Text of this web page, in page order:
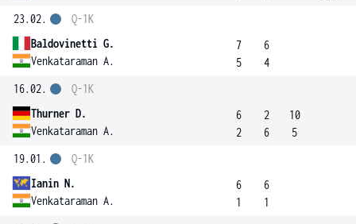
23.02.
Baldovinetti G.
Venkataraman A.
Q-1K
7
5
6
4
16.02.
Thurner D.
Venkataraman A.
Q-1K
6
2
2
6
10
5
19.01.
Ianin N.
Venkataraman A.
Q-1K
6
1
6
1